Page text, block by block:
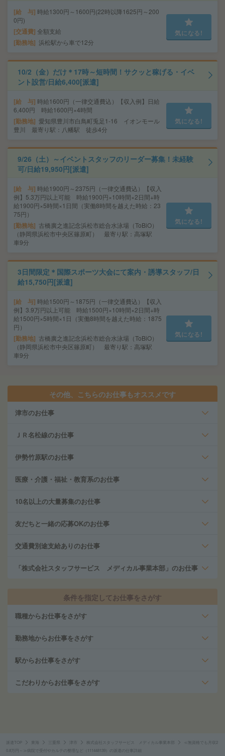
給 与 時給1300円～1600円(22時以降1625円～200
0円)
交通費 全額支給
勤務地 浜松駅から車で12分
気になる!
10/2（金）だけ＊17時～短時間！サクッと稼げる・イベ
ント設営/日給6,400[派遣]
給 与 時給1600円（一律交通費込）【収入例】日給
6,400円 時給1600円×4時間
勤務地 愛知県豊川市白鳥町兎足1-16 イオンモール
豊川 最寄り駅：八幡駅 徒歩4分
気になる!
9/26（土）～イベントスタッフのリーダー募集！未経験
可/日給19,950円[派遣]
給 与 時給1900円～2375円（一律交通費込）【収入
例】5.3万円以上可能 時給1900円×10時間×2日間+時
給1900円×5時間×1日間（実働8時間を越えた時給：23
75円）
勤務地
古橋廣之進記念浜松市総合水泳場（ToBiO）
（静岡県浜松市中央区篠原町） 最寄り駅：高塚駅
車9分
気になる!
3日間限定＊国際スポーツ大会にて案内・誘導スタッフ/日
給15,750円[派遣]
給 与 時給1500円～1875円（一律交通費込）【収入
例】3.9万円以上可能 時給1500円×10時間×2日間+時
給1500円×5時間×1日（実働8時間を越えた時給：1875
円）
勤務地
古橋廣之進記念浜松市総合水泳場（ToBiO）
（静岡県浜松市中央区篠原町） 最寄り駅：高塚駅
車9分
気になる!
その他、こちらのお仕事もオススメです
津市のお仕事
ＪＲ名松線のお仕事
伊勢竹原駅のお仕事
医療・介護・福祉・教育系のお仕事
10名以上の大量募集のお仕事
友だちと一緒の応募OKのお仕事
交通費別途支給ありのお仕事
「株式会社スタッフサービス メディカル事業本部」のお仕事
条件を指定してお仕事をさがす
職種からお仕事をさがす
勤務地からお仕事をさがす
駅からお仕事をさがす
こだわりからお仕事をさがす
派遣TOP 東海 三重県 津市 株式会社スタッフサービス メディカル事業本部
≪無資格でも月収2
0.8万円～≫病院で受付やカルテの整理など（111448139）の派遣の仕事詳細